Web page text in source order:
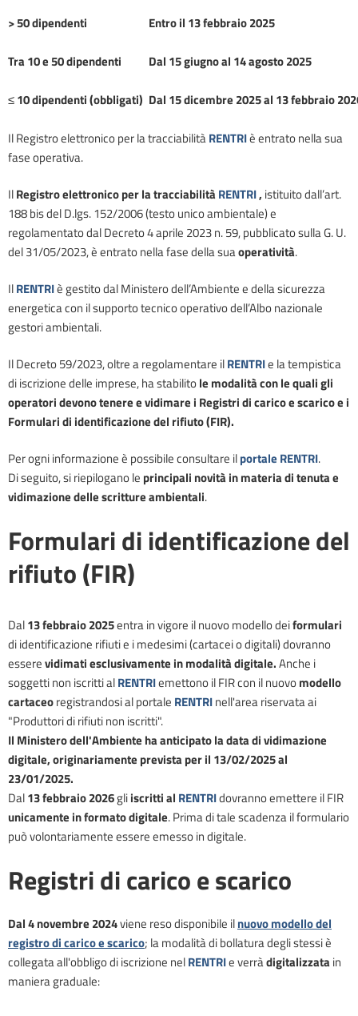
> 50 dipendenti Entro il 13 febbraio 2025
Tra 10 e 50 dipendenti Dal 15 giugno al 14 agosto 2025
≤10 dipendenti (obbligati) Dal 15 dicembre 2025 al 13 febbraio
Il Registro elettronico per la tracciabilitàRENTRIè entrato nella sua
fase operativa.
IlRegistro elettronico per la tracciabilitàRENTRI, istituito dall’art.
188 bis del D.lgs. 152/2006 (testo unico ambientale) e
regolamentato dal Decreto 4 aprile 2023 n. 59, pubblicato sulla G. U.
del 31/05/2023, è entrato nella fase della suaoperatività.
IlRENTRIè gestito dal Ministero dell’Ambiente e della sicurezza
energetica con il supporto tecnico operativo dell’Albo nazionale
gestori ambientali.
Il Decreto 59/2023, oltre a regolamentare ilRENTRIe la tempistica
di iscrizione delle imprese, ha stabilitole modalità con le quali gli
operatori devono tenere e vidimare i Registri di carico e scarico e i
Formulari di identificazione del rifiuto (FIR).
Per ogni informazione è possibile consultare ilportale RENTRI.
Di seguito, si riepilogano le principali novità in materia di tenuta e
vidimazione delle scritture ambientali.
Formulari di identificazione del
rifiuto (FIR)
Dal13 febbraio 2025entra in vigore il nuovo modello deiformulari
di identificazione rifiuti e i medesimi (cartacei o digitali) dovranno
esserevidimati esclusivamente in modalità digitale.Anche i
soggetti non iscritti alRENTRIemettono il FIR con il nuovomodello
cartaceoregistrandosi al portale RENTRInell'area riservata ai
"Produttori di rifiuti non iscritti".
Il Ministero dell'Ambiente ha anticipato la data di vidimazione
digitale, originariamente prevista per il 13/02/2025 al
23/01/2025.
Dal13 febbraio 2026gliiscritti al RENTRIdovranno emettere il FIR
unicamente in formato digitale. Prima di tale scadenza il formulario
può volontariamente essere emesso in digitale.
Registri di carico e scarico
Dal 4 novembre 2024viene reso disponibile ilnuovomodello del
registro di carico e scarico; la modalità di bollatura degli stessi è
collegata all'obbligo di iscrizione nelRENTRIe verràdigitalizzatain
maniera graduale: